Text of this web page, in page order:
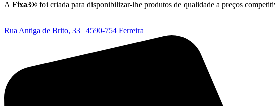
A Fixa3® foi criada para disponibilizar-lhe produtos de qualidade a preços
Rua Antiga de Brito, 33 | 4590-754 Ferreira